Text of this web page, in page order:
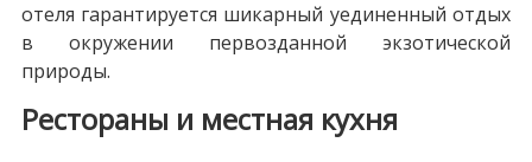
отеля гарантируется шикарный уединенный отдых
в окружении первозданной экзотической
природы.
Рестораны и местная кухня